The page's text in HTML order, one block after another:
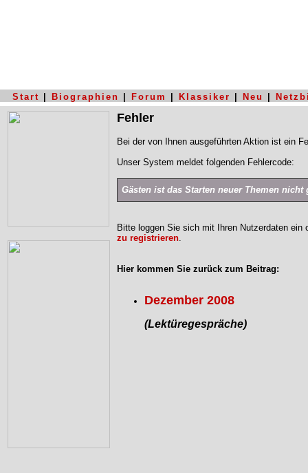
Start Biographien Forum Klassiker Neu
Fehler
Bei der von Ihnen ausgeführten Aktion ist ein
Unser System meldet folgenden Fehlercode:
Gästen ist das Starten neuer Themen nicht
Bitte loggen Sie sich mit Ihren Nutzerdaten
zu registrieren.
Hier kommen Sie zurück zum Beitrag:
Dezember 2008
(Lektüregespräche)